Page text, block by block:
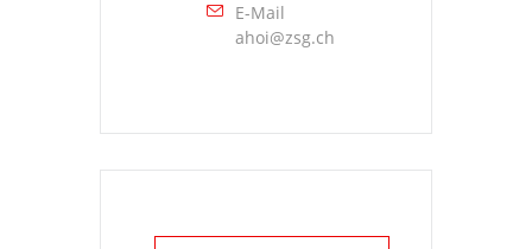
E-Mail
ahoi@zsg.ch